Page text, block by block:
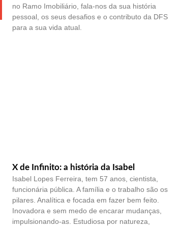
no Ramo Imobiliário, fala-nos da sua história
pessoal, os seus desafios e o contributo da DFS
para a sua vida atual.
X de Infinito: a história da Isabel
Isabel Lopes Ferreira, tem 57 anos, cientista,
funcionária pública. A família e o trabalho são os
pilares. Analítica e focada em fazer bem feito.
Inovadora e sem medo de encarar mudanças,
impulsionando-as. Estudiosa por natureza,